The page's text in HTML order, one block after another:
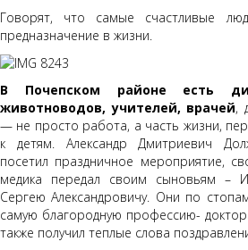
Говорят, что самые счастливые
предназначение в жизни.
В Почепском районе есть
животноводов, учителей, врачей,
— не просто работа, а часть жизни,
к детям. Александр Дмитриевич
посетил праздничное мероприятие,
медика передал своим сыновьям –
Сергею Александровичу. Они по
самую благородную профессию-
также получил теплые слова